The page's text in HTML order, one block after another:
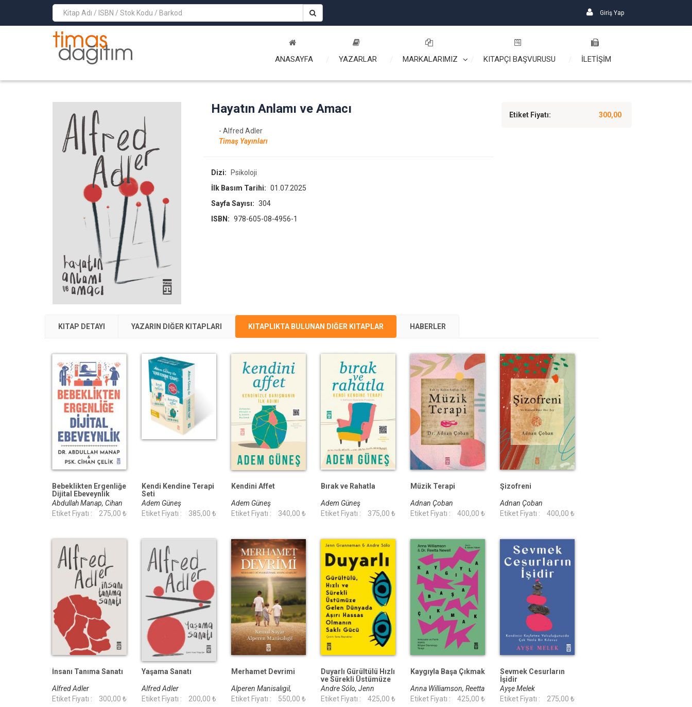
>
Giriş Yap
ANASAYFA YAZARLAR MARKALARIMIZ KITAPÇI BAŞVURUSU İLETİŞİM
Hayatın Anlamı ve Amacı
- Alfred Adler
Timaş Yayınları
Dizi:
Psikoloji
İlk Basım Tarihi: 01.07.2025
Sayfa Sayısı: 304
ISBN: 978-605-08-4956-1
Etiket Fiyatı: 300,00
KITAP DETAYI YAZARIN DIĞER KITAPLARI KITAPLIKTA BULUNAN DIĞER KITAPLAR HABERLER
Bebeklikten Ergenliğe
Dijital Ebeveynlik
Abdullah Manap, Cihan
Çelik
Etiket Fiyatı : 275,00 ₺
Kendi Kendine Terapi
Seti
Adem Güneş
Etiket Fiyatı :
385,00 ₺
Kendini Affet
Adem Güneş
Etiket Fiyatı :
340,00 ₺
Bırak ve Rahatla
Adem Güneş
Etiket Fiyatı :
375,00 ₺
Müzik Terapi
Adnan Çoban
Etiket Fiyatı :
400,00 ₺
Şizofreni
Adnan Çoban
Etiket Fiyatı :
400,00 ₺
İnsanı Tanıma Sanatı
Alfred Adler
Etiket Fiyatı :
300,00 ₺
Yaşama Sanatı
Alfred Adler
Etiket Fiyatı :
200,00 ₺
Merhamet Devrimi
Alperen Manisalıgil,
Kemal Sayar
Etiket Fiyatı : 550,00 ₺
Duyarlı Gürültülü Hızlı
ve Sürekli Üstümüze
Gelen Dünyada Aşırı
Hassas Olmanın Saklı
Gücü
Andre Sólo, Jenn
Granneman
Etiket Fiyatı : 425,00 ₺
Kaygıyla Başa Çıkmak
Anna Williamson, Reetta
Newell
Etiket Fiyatı : 425,00 ₺
Sevmek Cesurların
İşidir
Ayşe Melek
Etiket Fiyatı :
275,00 ₺